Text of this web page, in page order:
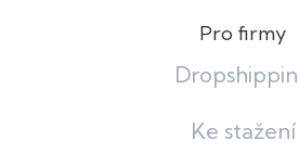
Pro firmy
Ke stažení